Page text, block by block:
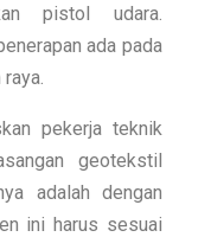
pistol udara.
ada pada
pekerja teknik
geotekstil
adalah dengan
ini harus sesuai